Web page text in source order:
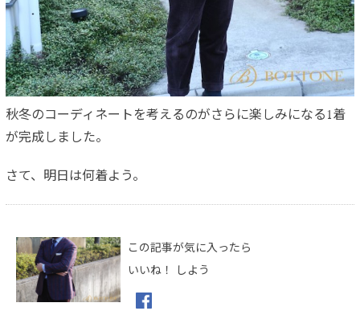
秋冬のコーディネートを考えるのがさらに楽しみになる1着
が完成 しました。
さて、明日は何着よう。
この記事が気に入ったら
いいね！ しよう